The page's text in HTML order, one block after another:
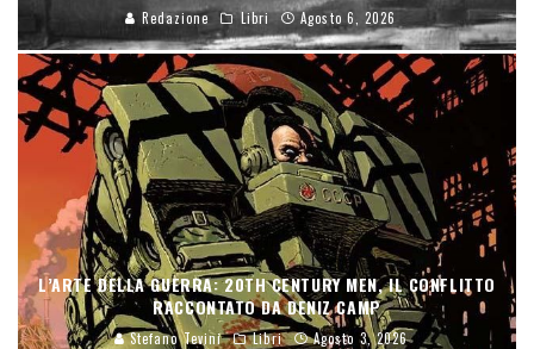
Redazione Libri Agosto 6, 2026
L’ARTE DELLA GUERRA: 20TH CENTURY MEN, IL CONFLITTO
RACCONTATO DA DENIZ CAMP
Stefano Tevini Libri Agosto 3, 2026